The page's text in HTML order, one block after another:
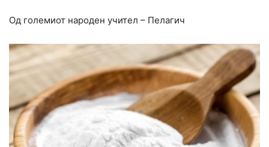
Од големиот народен учител – Пелагич